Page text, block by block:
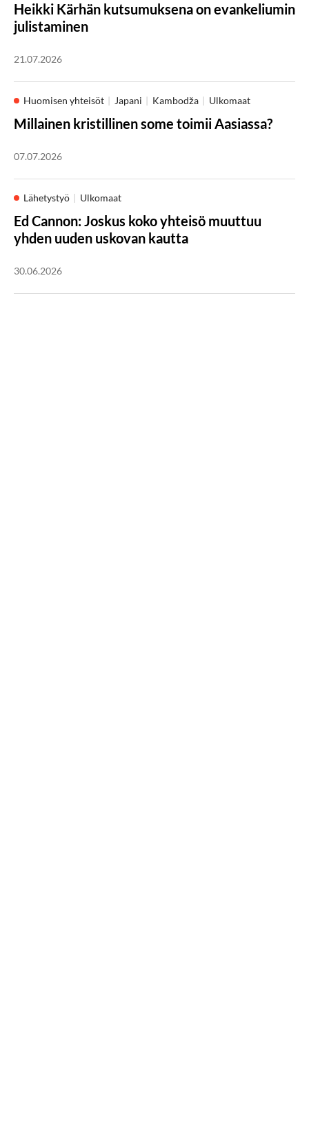
Heikki Kärhän kutsumuksena on evankeliumin
julistaminen
21.07.2026
Huomisen yhteisöt Japani Kambodža Ulkomaat
Millainen kristillinen some toimii Aasiassa?
07.07.2026
Lähetystyö Ulkomaat
Ed Cannon: Joskus koko yhteisö muuttuu
yhden uuden uskovan kautta
30.06.2026